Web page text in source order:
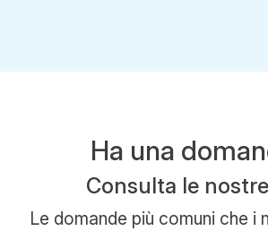
Ha una
Consulta le
Le domande più comuni che i